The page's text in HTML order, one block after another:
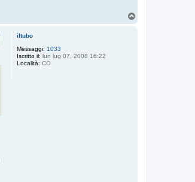
iltubo
Messaggi: 1033
Iscritto il: lun lug 07, 2008 16:22
Località: CO